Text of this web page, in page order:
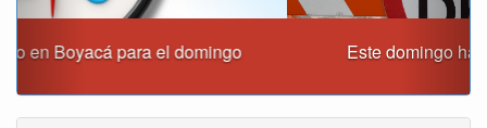
Este domingo habrá cierres viales en Tunja